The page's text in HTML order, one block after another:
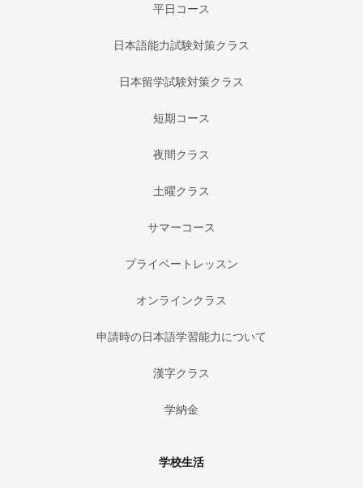
平日コース
日本語能力試験対策クラス
日本留学試験対策クラス
短期コース
夜間クラス
土曜クラス
サマーコース
プライベートレッスン
オンラインクラス
申請時の日本語学習能力について
漢字クラス
学納金
学校生活